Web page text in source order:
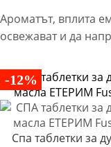
Ароматът, вплита
освежават и да
-12%
Спа таблетки за